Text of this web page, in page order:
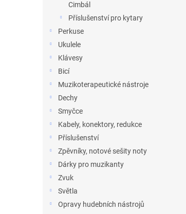
Cimbál
Příslušenství pro kytary
Perkuse
Ukulele
Klávesy
Bicí
Muzikoterapeutické nástroje
Dechy
Smyčce
Kabely, konektory, redukce
Příslušenství
Zpěvníky, notové sešity noty
Dárky pro muzikanty
Zvuk
Světla
Opravy hudebních nástrojů